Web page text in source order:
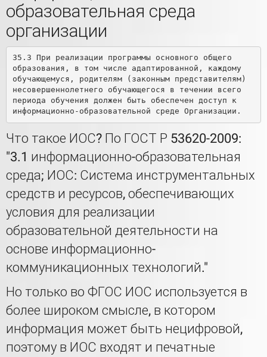
образовательная среда
организации
35.3 При реализации программы основного общего
образования, в том числе адаптированной, каждому
обучающемуся, родителям (законным представителям)
несовершеннолетнего обучающегося в течении всего
периода обучения должен быть обеспечен доступ к
Что такое ИОС? По ГОСТ Р 53620-2009:
"3.1 информационно-образовательная
среда; ИОС: Система инструментальных
средств и ресурсов, обеспечивающих
условия для реализации
образовательной деятельности на
основе информационно-
коммуникационных технологий."
Но только во ФГОС ИОС используется в
более широком смысле, в котором
информация может быть нецифровой,
поэтому в ИОС входят и печатные